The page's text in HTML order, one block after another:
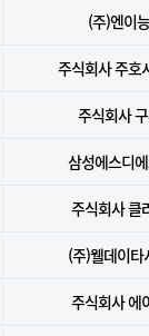
(주)엔이
주식회사 주호
주식회사
삼성에스디
주식회사 클
(주)웰데이타
주식회사 에